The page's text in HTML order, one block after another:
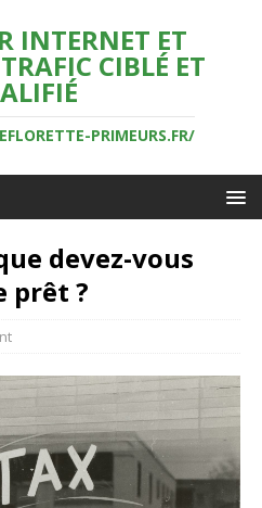
INTERNET ET
CIBLÉ ET
PRIMEURS.FR/
devez-vous
prêt ?